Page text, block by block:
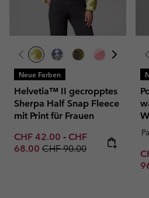
Neue Farben
Helvetia™ II gecropptes
Sherpa Half Snap Fleece
mit Print für Frauen
Minimum sale price:
CHF 42.00 - Maximum sale
CHF
68.00 Regular price:
CHF 90.00